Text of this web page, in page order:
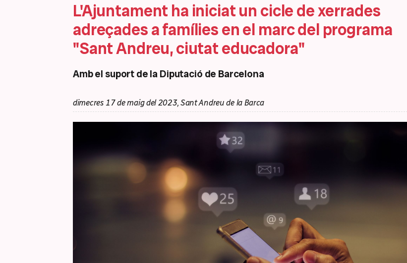
L'Ajuntament ha iniciat un cicle de xerrades
adreçades a famílies en el marc del programa
"Sant Andreu, ciutat educadora"
Amb el suport de la Diputació de Barcelona
dimecres 17 de maig del 2023, Sant Andreu de la Barca